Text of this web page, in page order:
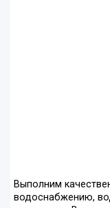
Выполним
водоснабжению,